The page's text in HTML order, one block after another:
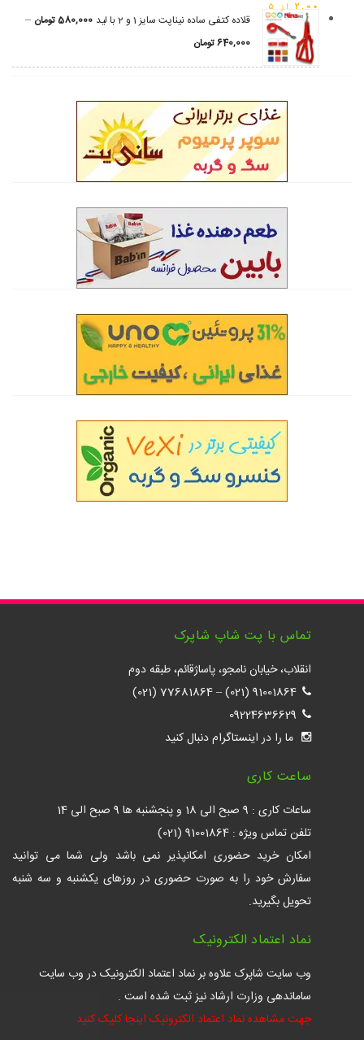
2.00 از 5
قلاده کتفی ساده نیناپت سایز 1 و 2 با لید 580,000تومان –
640,000تومان
تماس با پت شاپ شاپرک
انقلاب، خیابان نامجو، پاساژقائم، طبقه دوم
91001864 (021)
–
77681864 (021)
09224636629
ما را در اینستاگرام دنبال کنید
ساعت کاری
ساعات کاری : 9 صبح الی 18 و پنجشنبه ها 9 صبح الی 14
تلفن تماس ویژه : 91001864 (021)
امکان خرید حضوری امکانپذیر نمی باشد ولی شما می توانید
سفارش خود را به صورت حضوری در روزهای یکشنبه و سه شنبه
تحویل بگیرید.
نماد اعتماد الکترونیک
وب سایت شاپرک علاوه بر نماد اعتماد الکترونیک در وب سایت
ساماندهی وزارت ارشاد نیز ثبت شده است .
جهت مشاهده نماد اعتماد الکترونیک اینجا کلیک کنید